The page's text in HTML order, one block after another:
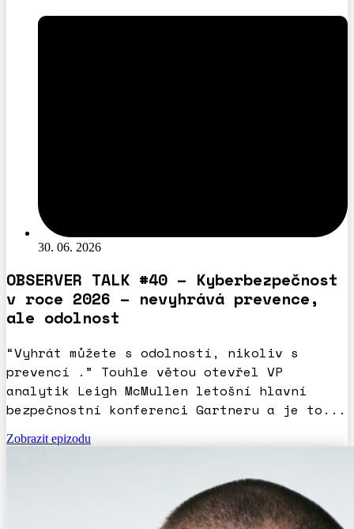
30. 06. 2026
OBSERVER TALK #40 – Kyberbezpečnost
v roce 2026 – nevyhrává prevence,
ale odolnost
“Vyhrát můžete s odolností, nikoliv s
prevencí .” Touhle větou otevřel VP
analytik Leigh McMullen letošní hlavní
bezpečnostní konferenci Gartneru a je to...
Zobrazit epizodu